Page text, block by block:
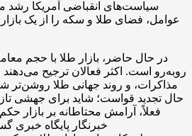
سیاست‌های انقباضی آمریکا رشد
عوامل، فضای طلا و سکه را از یک بازار
در حال حاضر، بازار طلا با حجم
روبه‌رو است. اکثر فعالان ترجیح می‌دهند
مذاکرات، و روند جهانی طلا روشن‌تر
حال تجدید قواست؛ شاید برای جهشی
فعلاً، آرامش محتاطانه بر بازار
خبرنگار پایگاه خبری